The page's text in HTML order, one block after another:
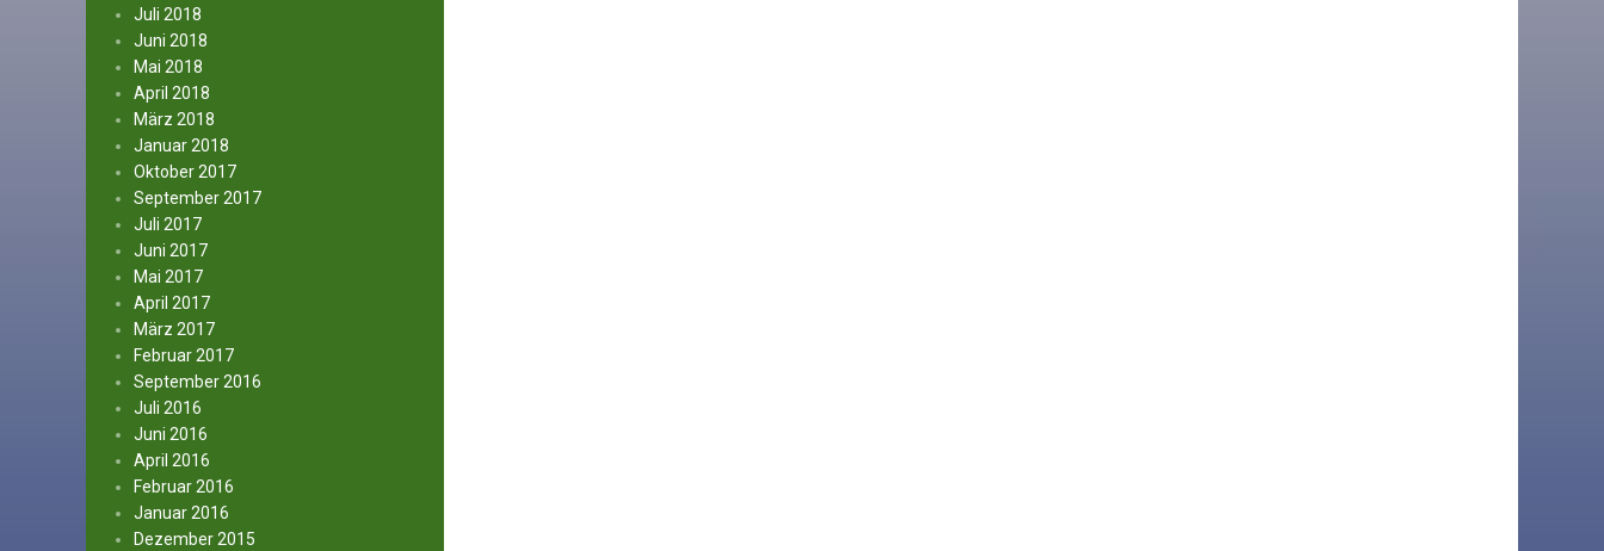
Juli 2018
Juni 2018
Mai 2018
April 2018
März 2018
Januar 2018
Oktober 2017
September 2017
Juli 2017
Juni 2017
Mai 2017
April 2017
März 2017
Februar 2017
September 2016
Juli 2016
Juni 2016
April 2016
Februar 2016
Januar 2016
Dezember 2015